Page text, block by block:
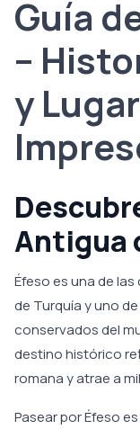
Guía
–
y
Antigua
Éfeso es una de
de Turquía y uno
conservados del
destino histórico
romana y atrae a
Pasear por Éfeso